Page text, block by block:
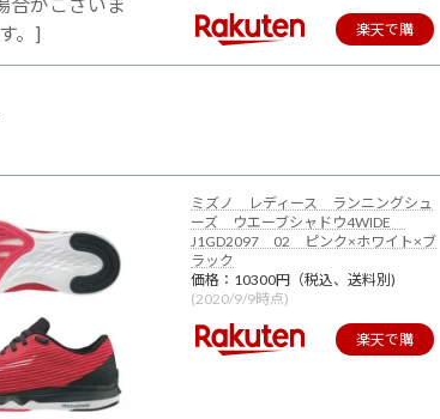
楽天で購
入
ミズノ レディース ランニングシュ
ーズ ウエーブシャドウ4WIDE
J1GD2097 02 ピンク×ホワイト×ブ
ラック
価格：10300円（税込、送料別)
(2020/9/9時点)
楽天で購